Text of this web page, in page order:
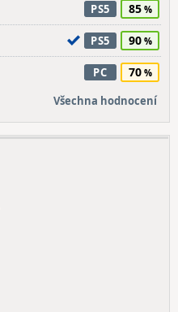
PS5 85
PS5 90
PC 70
Všechna hodnocení